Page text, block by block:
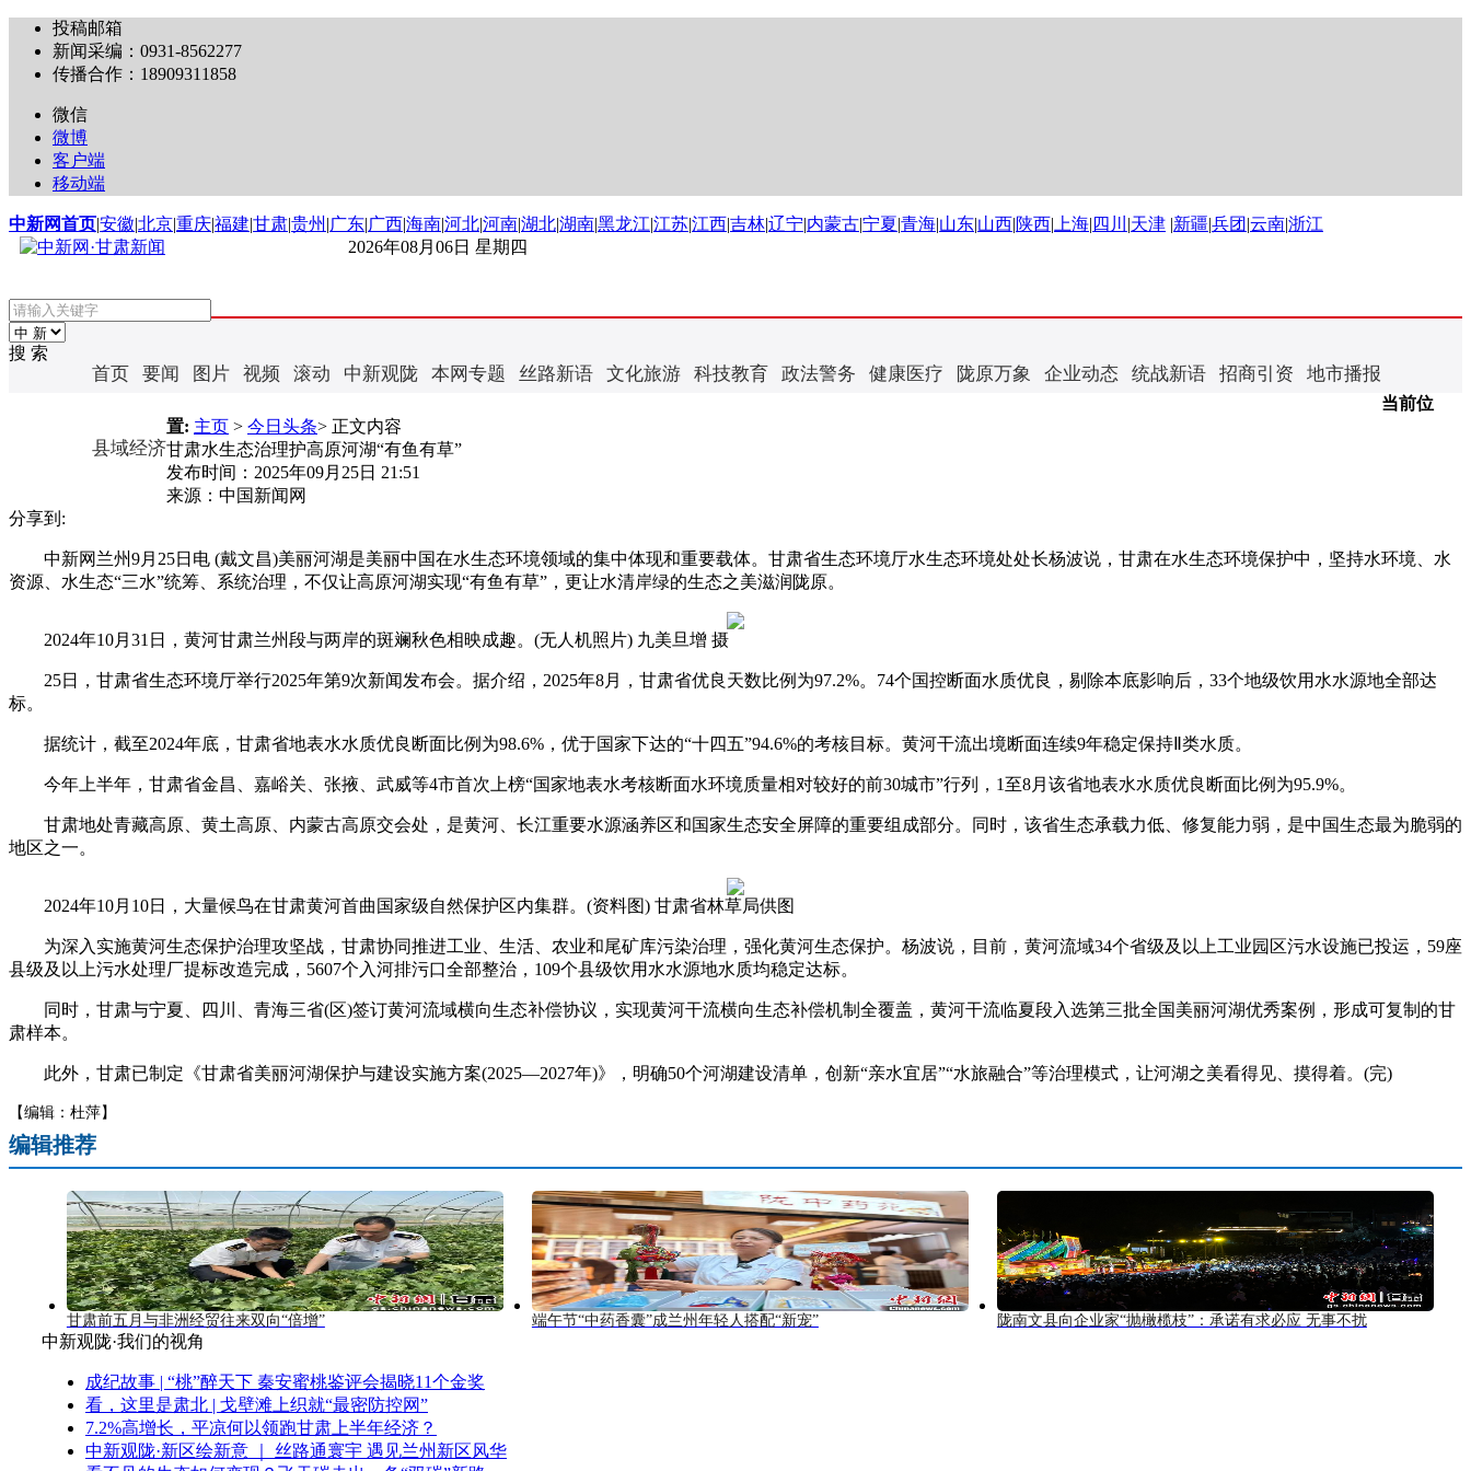
投稿邮箱
新闻采编：0931-8562277
传播合作：18909311858
微信
微博
客户端
移动端
中新网首页|安徽|北京|重庆|福建|甘肃|贵州 |广东|广西|海南|河北|河南|湖北|湖南|黑龙江|江苏|江西|吉林|辽宁|内蒙古|宁夏|青海|山东|山西|陕西| 上海| 四川 |天津 |新疆|兵团 |云南|浙江
2026年08月06日 星期四
搜 索
首页 要闻 图片 视频 滚动 中新观陇 本网专题 丝路新语 文化旅游 科技教育 政法警务 健康医疗 陇原万象 企业动态 统战新语 招商引资 地市播报
县域经济
当前位
置: 主页 > 今日头条> 正文内容
甘肃水生态治理护高原河湖“有鱼有草”
发布时间： 2025年09月25日 21:51
来源： 中国新闻网
分享到:
中新网兰州9月25日电 (戴文昌)美丽河湖是美丽中国在水生态环境领域的集中体现和重要载体。甘肃省生态环境厅水生态环境处处长杨波说，甘肃在水生态环境保护中，坚持水环境、水
资源、水生态“三水”统筹、系统治理，不仅让高原河湖实现“有鱼有草”，更让水清岸绿的生态之美滋润陇原。
2024年10月31日，黄河甘肃兰州段与两岸的斑斓秋色相映成趣。(无人机照片) 九美旦增 摄
25日，甘肃省生态环境厅举行2025年第9次新闻发布会。据介绍，2025年8月，甘肃省优良天数比例为97.2%。74个国控断面水质优良，剔除本底影响后，33个地级饮用水水源地全部达
标。
据统计，截至2024年底，甘肃省地表水水质优良断面比例为98.6%，优于国家下达的“十四五”94.6%的考核目标。黄河干流出境断面连续9年稳定保持Ⅱ类水质。
今年上半年，甘肃省金昌、嘉峪关、张掖、武威等4市首次上榜“国家地表水考核断面水环境质量相对较好的前30城市”行列，1至8月该省地表水水质优良断面比例为95.9%。
甘肃地处青藏高原、黄土高原、内蒙古高原交会处，是黄河、长江重要水源涵养区和国家生态安全屏障的重要组成部分。同时，该省生态承载力低、修复能力弱，是中国生态最为脆弱的
地区之一。
2024年10月10日，大量候鸟在甘肃黄河首曲国家级自然保护区内集群。(资料图) 甘肃省林草局供图
为深入实施黄河生态保护治理攻坚战，甘肃协同推进工业、生活、农业和尾矿库污染治理，强化黄河生态保护。杨波说，目前，黄河流域34个省级及以上工业园区污水设施已投运，59座
县级及以上污水处理厂提标改造完成，5607个入河排污口全部整治，109个县级饮用水水源地水质均稳定达标。
同时，甘肃与宁夏、四川、青海三省(区)签订黄河流域横向生态补偿协议，实现黄河干流横向生态补偿机制全覆盖，黄河干流临夏段入选第三批全国美丽河湖优秀案例，形成可复制的甘
肃样本。
此外，甘肃已制定《甘肃省美丽河湖保护与建设实施方案(2025—2027年)》，明确50个河湖建设清单，创新“亲水宜居”“水旅融合”等治理模式，让河湖之美看得见、摸得着。(完)
【编辑：杜萍】
编辑推荐
甘肃前五月与非洲经贸往来双向“倍增” 端午节“中药香囊”成兰州年轻人搭配“新宠” 陇南文县向企业家“抛橄榄枝”：承诺有求必应 无事不扰
中新观陇·我们的视角
成纪故事 | “桃”醉天下 秦安蜜桃鉴评会揭晓11个金奖
看，这里是肃北 | 戈壁滩上织就“最密防控网”
7.2%高增长，平凉何以领跑甘肃上半年经济？
中新观陇·新区绘新意 ｜ 丝路通寰宇 遇见兰州新区风华